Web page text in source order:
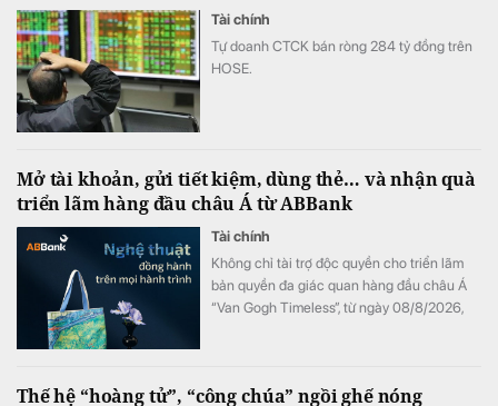
Tài chính
Tự doanh CTCK bán ròng 284 tỷ đồng trên
HOSE.
Mở tài khoản, gửi tiết kiệm, dùng thẻ… và nhận quà
triển lãm hàng đầu châu Á từ ABBank
Tài chính
Không chỉ tài trợ độc quyền cho triển lãm
bản quyền đa giác quan hàng đầu châu Á
“Van Gogh Timeless”, từ ngày 08/8/2026,
dự triển lãm và bộ quà tặng phiên bản giới
Thế hệ “hoàng tử”, “công chúa” ngồi ghế nóng